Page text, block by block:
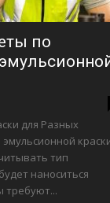
по
для Разных
тип
наноситься
требуют...